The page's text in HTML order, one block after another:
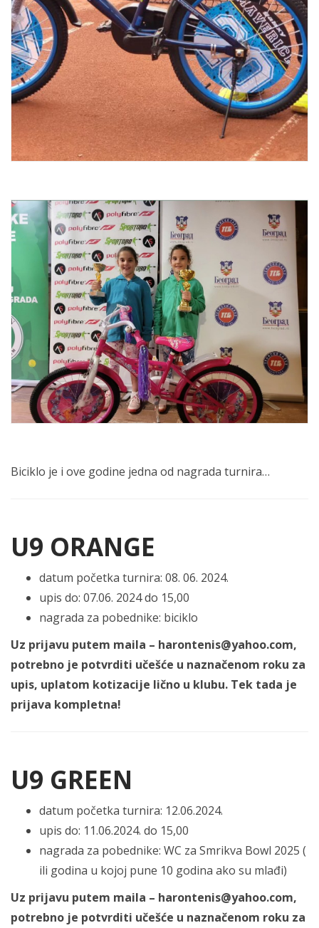
Biciklo je i ove godine jedna od nagrada turnira…
U9 ORANGE
datum početka turnira: 08. 06. 2024.
upis do: 07.06. 2024 do 15,00
nagrada za pobednike: biciklo
Uz prijavu putem maila – harontenis@yahoo.com,
potrebno je potvrditi učešće u naznačenom roku za
upis, uplatom kotizacije lično u klubu. Tek tada je
prijava kompletna!
U9 GREEN
datum početka turnira: 12.06.2024.
upis do: 11.06.2024. do 15,00
nagrada za pobednike: WC za Smrikva Bowl 2025 (
ili godina u kojoj pune 10 godina ako su mlađi)
Uz prijavu putem maila – harontenis@yahoo.com,
potrebno je potvrditi učešće u naznačenom roku za